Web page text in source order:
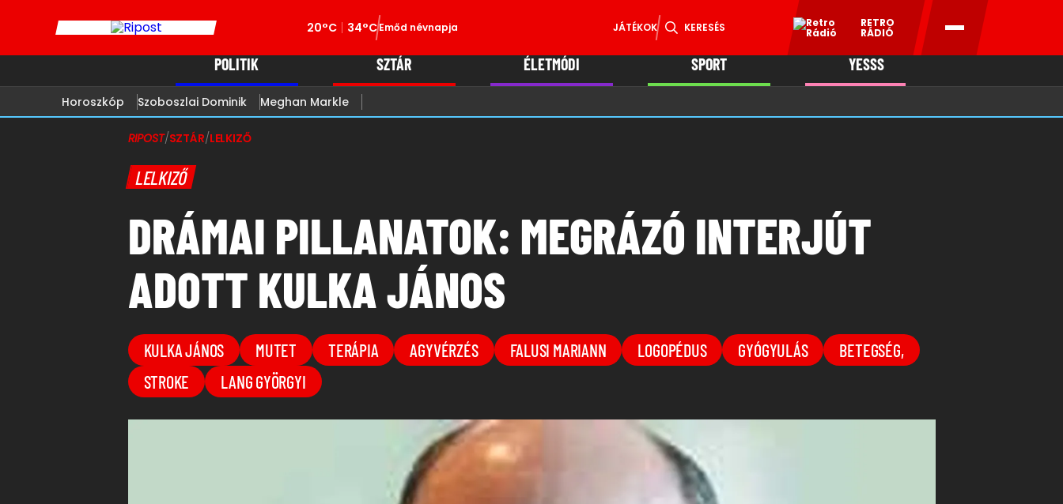
20°C 34°CEmőd névnapja JÁTÉKOK KERESÉS RETRO
RÁDIÓ
POLITIK SZTÁR ÉLETMÓDI SPORT YESSS
Horoszkóp Szoboszlai Dominik Meghan Markle
RIPOST/SZTÁR/LELKIZŐ
LELKIZŐ
DRÁMAI PILLANATOK: MEGRÁZÓ INTERJÚT
ADOTT KULKA JÁNOS
KULKA JÁNOS MUTET TERÁPIA AGYVÉRZÉS FALUSI MARIANN LOGOPÉDUS GYÓGYULÁS
BETEGSÉG,
STROKE
LANG GYÖRGYI